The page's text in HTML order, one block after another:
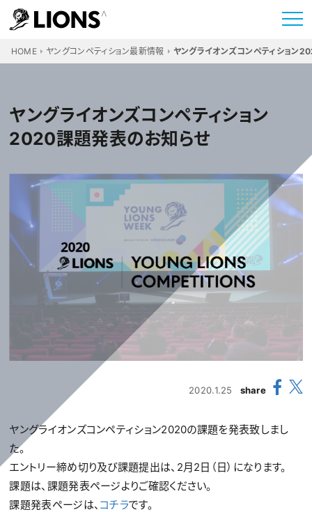
HOME ヤングコンペティション最新情報 ヤングライオンズコンペティション
ヤングライオンズコンペティション
2020課題発表のお知らせ
2020.1.25 share
ヤングライオンズコンペティション2020の課題を発表致しまし
た。
エントリー締め切り及び課題提出は、2月2日（日）になります。
課題は、課題発表ページよりご確認ください。
課題発表ページは、 コチラです。